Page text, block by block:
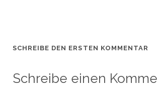
SCHREIBE DEN ERSTEN KOMMENTAR
Schreibe einen